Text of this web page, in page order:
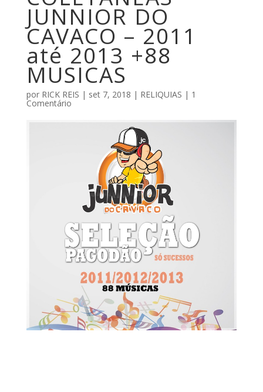
JUNNIOR DO
CAVACO – 2011
até 2013 +88
MUSICAS
por RICK REIS | set 7, 2018 | RELIQUIAS | 1
Comentário